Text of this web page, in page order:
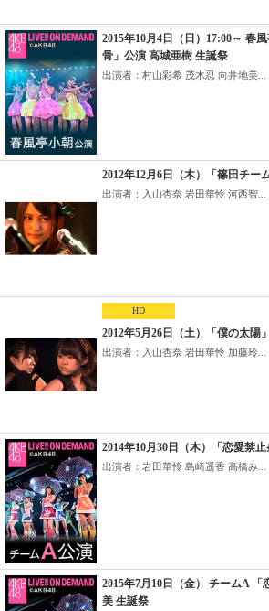
2015年10月4日（日）17:00～ 春
骨」公演 高城亜樹 生誕祭
出演者：村山彩希 茂木忍 向井地美...
2012年12月6日（木）「篠田チー
出演者：入山杏奈 岩田華怜 河西智...
HD
2012年5月26日（土）「僕の太陽
出演者：入山杏奈 岩田華怜 加藤玲...
2014年10月30日（木）「恋愛禁
出演者：岩田華怜 島崎遥香 高橋み...
2015年7月10日（金） チームA
美 生誕祭